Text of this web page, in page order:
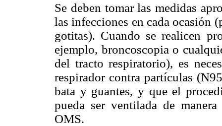
Se deben tomar las medidas
las infecciones en cada ocasión
gotitas). Cuando se realicen
ejemplo, broncoscopia o
del tracto respiratorio), es
respirador contra partículas
bata y guantes, y que el
pueda ser ventilada de
OMS.